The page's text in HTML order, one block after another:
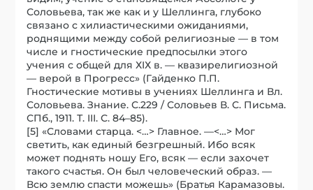
Соловьева, так же как и у Шеллинга, глубоко
связано с хилиастическими ожиданиями,
роднящими между собой религиозные — в том
числе и гностические предпосылки этого
учения с общей для ХIХ в. — квазирелигиозной
— верой в Прогресс» (Гайденко П.П.
Гностические мотивы в учениях Шеллинга и Вл.
Соловьева. Знание. С.229 / Соловьев В. С. Письма.
СПб., 1911. Т. III. С. 84–85).
[5] «Словами старца. <…> Главное. —<…> Мог
светить, как единый безгрешный. Ибо всяк
может поднять ношу Его, всяк — если захочет
такого счастья. Он был человеческий образ. —
Всю землю спасти можешь» (Братья Карамазовы.